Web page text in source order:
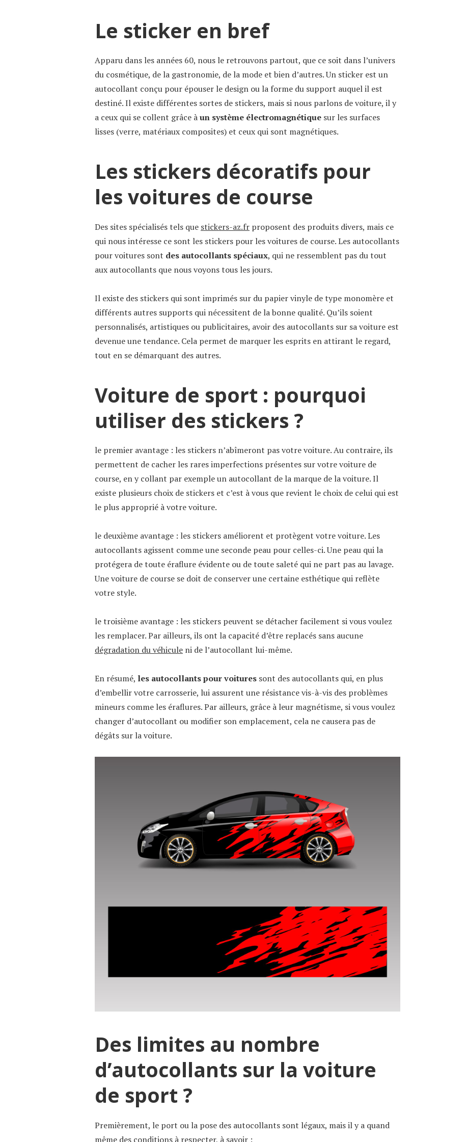
Le sticker en bref
Apparu dans les années 60, nous le retrouvons partout, que ce soit dans l’univers
du cosmétique, de la gastronomie, de la mode et bien d’autres. Un sticker est un
autocollant conçu pour épouser le design ou la forme du support auquel il est
destiné. Il existe différentes sortes de stickers, mais si nous parlons de voiture, il y
a ceux qui se collent grâce àun système électromagnétique sur les surfaces
lisses (verre, matériaux composites) et ceux qui sont magnétiques.
Les stickers décoratifs pour
les voitures de course
Des sites spécialisés tels que stickers-az.fr proposent des produits divers, mais ce
qui nous intéresse ce sont les stickers pour les voitures de course. Les autocollants
pour voitures sont des autocollants spéciaux, qui ne ressemblent pas du tout
aux autocollants que nous voyons tous les jours.
Il existe des stickers qui sont imprimés sur du papier vinyle de type monomère et
différents autres supports qui nécessitent de la bonne qualité. Qu’ils soient
personnalisés, artistiques ou publicitaires, avoir des autocollants sur sa voiture est
devenue une tendance. Cela permet de marquer les esprits en attirant le regard,
tout en se démarquant des autres.
Voiture de sport : pourquoi
utiliser des stickers ?
le premier avantage : les stickers n’abîmeront pas votre voiture. Au contraire, ils
permettent de cacher les rares imperfections présentes sur votre voiture de
course, en y collant par exemple un autocollant de la marque de la voiture. Il
existe plusieurs choix de stickers et c’est à vous que revient le choix de celui qui est
le plus approprié à votre voiture.
le deuxième avantage : les stickers améliorent et protègent votre voiture. Les
autocollants agissent comme une seconde peau pour celles-ci. Une peau qui la
protégera de toute éraflure évidente ou de toute saleté qui ne part pas au lavage.
Une voiture de course se doit de conserver une certaine esthétique qui reflète
votre style.
le troisième avantage : les stickers peuvent se détacher facilement si vous voulez
les remplacer. Par ailleurs, ils ont la capacité d’être replacés sans aucune
dégradation du véhicule ni de l’autocollant lui-même.
En résumé, les autocollants pour voitures sont des autocollants qui, en plus
d’embellir votre carrosserie, lui assurent une résistance vis-à-vis des problèmes
mineurs comme les éraflures. Par ailleurs, grâce à leur magnétisme, si vous voulez
changer d’autocollant ou modifier son emplacement, cela ne causera pas de
dégâts sur la voiture.
Des limites au nombre
d’autocollants sur la voiture
de sport ?
Premièrement, le port ou la pose des autocollants sont légaux, mais il y a quand
même des conditions à respecter, à savoir :